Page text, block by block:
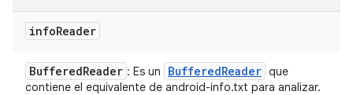
infoReader
BufferedReader : Es un BufferedReader que
contiene el equivalente de android-info.txt para analizar.